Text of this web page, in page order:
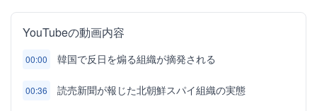
YouTubeの動画内容
00:00 韓国で反日を煽る組織が摘発される
00:36 読売新聞が報じた北朝鮮スパイ組織の実態